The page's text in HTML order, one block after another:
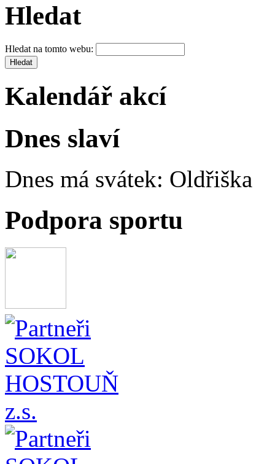
Hledat
Hledat na tomto webu:
Kalendář akcí
Dnes slaví
Dnes má svátek: Oldřiška
Podpora sportu